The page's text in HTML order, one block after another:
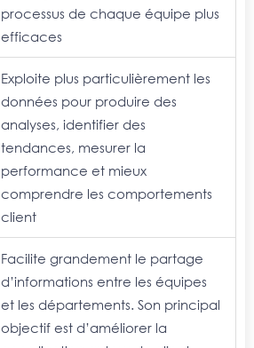
processus de chaque équipe plus
efficaces
Exploite plus particulièrement les
données pour produire des
analyses, identifier des
tendances, mesurer la
performance et mieux
comprendre les comportements
client
Facilite grandement le partage
d’informations entre les équipes
et les départements. Son principal
objectif est d’améliorer la